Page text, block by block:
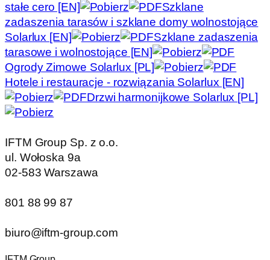
stałe cero [EN]
Szklane
zadaszenia tarasów i szklane domy wolnostojące
Solarlux [EN]
Szklane zadaszenia
tarasowe i wolnostojące [EN]
Ogrody Zimowe Solarlux [PL]
Hotele i restauracje - rozwiązania Solarlux [EN]
Drzwi harmonijkowe Solarlux [PL]
IFTM Group Sp. z o.o.
ul. Wołoska 9a
02-583 Warszawa
801 88 99 87
biuro@iftm-group.com